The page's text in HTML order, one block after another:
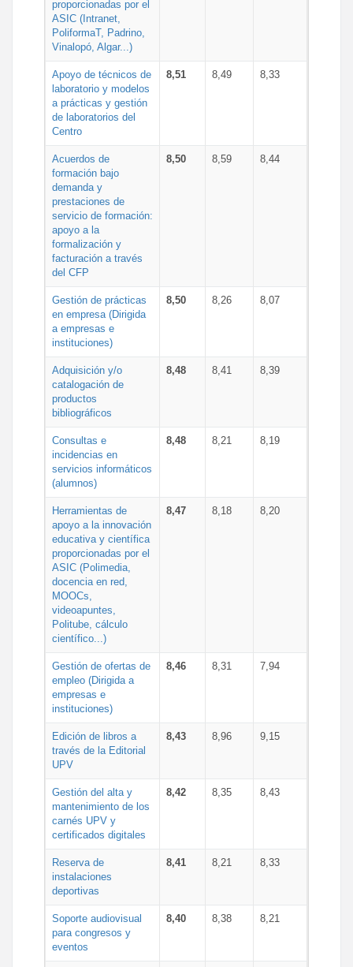
proporcionadas por el
ASIC (Intranet,
PoliformaT, Padrino,
Vinalopó, Algar...)
Apoyo de técnicos de
laboratorio y modelos
a prácticas y gestión
de laboratorios del
Centro
8,51 8,49 8,33
Acuerdos de
formación bajo
demanda y
prestaciones de
servicio de formación:
apoyo a la
formalización y
facturación a través
del CFP
8,50 8,59 8,44
Gestión de prácticas
en empresa (Dirigida
a empresas e
instituciones)
8,50 8,26 8,07
Adquisición y/o
catalogación de
productos
bibliográficos
8,48 8,41 8,39
Consultas e
incidencias en
servicios informáticos
(alumnos)
8,48 8,21 8,19
Herramientas de
apoyo a la innovación
educativa y científica
proporcionadas por el
ASIC (Polimedia,
docencia en red,
MOOCs,
videoapuntes,
Politube, cálculo
científico...)
8,47 8,18 8,20
Gestión de ofertas de
empleo (Dirigida a
empresas e
instituciones)
8,46 8,31 7,94
Edición de libros a
través de la Editorial
UPV
8,43 8,96 9,15
Gestión del alta y
mantenimiento de los
carnés UPV y
certificados digitales
8,42 8,35 8,43
Reserva de
instalaciones
deportivas
8,41 8,21 8,33
Soporte audiovisual
para congresos y
eventos
8,40 8,38 8,21